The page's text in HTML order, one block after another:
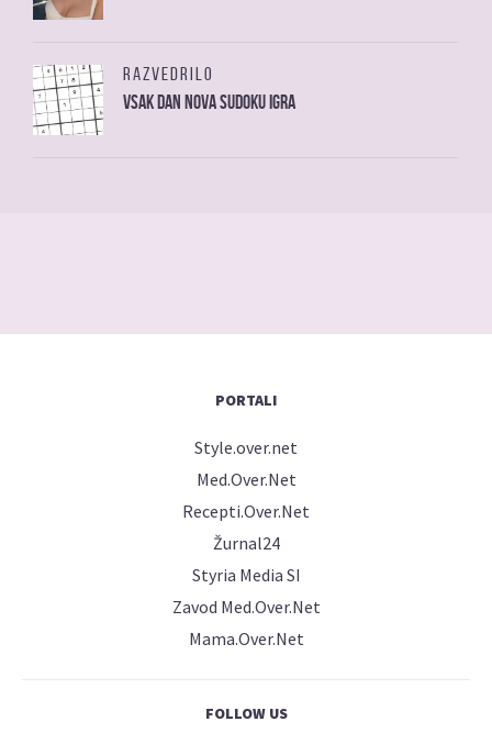
RAZVEDRILO
Vsak dan nova sudoku igra
PORTALI
Style.over.net
Med.Over.Net
Recepti.Over.Net
Žurnal24
Styria Media SI
Zavod Med.Over.Net
Mama.Over.Net
FOLLOW US